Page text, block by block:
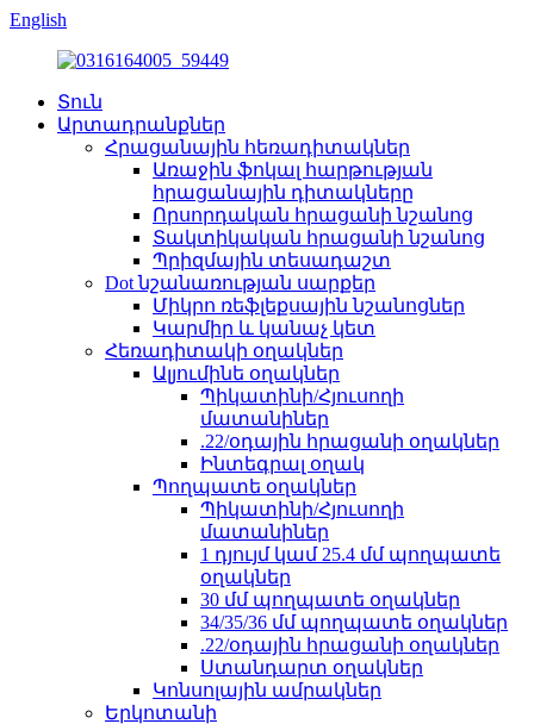
English
Տուն
Արտադրանքներ
Հրացանային հեռադիտակներ
Առաջին ֆոկալ հարթության
հրացանային դիտակները
Որսորդական հրացանի նշանոց
Տակտիկական հրացանի նշանոց
Պրիզմային տեսադաշտ
Dot նշանառության սարքեր
Միկրո ռեֆլեքսային նշանոցներ
Կարմիր և կանաչ կետ
Հեռադիտակի օղակներ
Ալյումինե օղակներ
Պիկատինի/Հյուսողի
մատանիներ
.22/օդային հրացանի օղակներ
Ինտեգրալ օղակ
Պողպատե օղակներ
Պիկատինի/Հյուսողի
մատանիներ
1 դյույմ կամ 25.4 մմ պողպատե
օղակներ
30 մմ պողպատե օղակներ
34/35/36 մմ պողպատե օղակներ
.22/օդային հրացանի օղակներ
Ստանդարտ օղակներ
Կոնսոլային ամրակներ
Երկոտանի